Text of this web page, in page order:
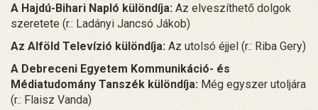
A Hajdú-Bihari Napló különdíja: Az elveszíthető dolgok
szeretete (r.: Ladányi Jancsó Jákob)
Az Alföld Televízió különdíja: Az utolsó éjjel (r.: Riba Gery)
A Debreceni Egyetem Kommunikáció- és
Médiatudomány Tanszék különdíja: Még egyszer utoljára
(r.: Flaisz Vanda)